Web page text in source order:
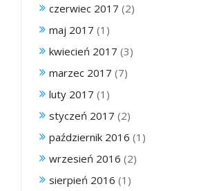
czerwiec 2017 (2)
maj 2017 (1)
kwiecień 2017 (3)
marzec 2017 (7)
luty 2017 (1)
styczeń 2017 (2)
październik 2016 (1)
wrzesień 2016 (2)
sierpień 2016 (1)